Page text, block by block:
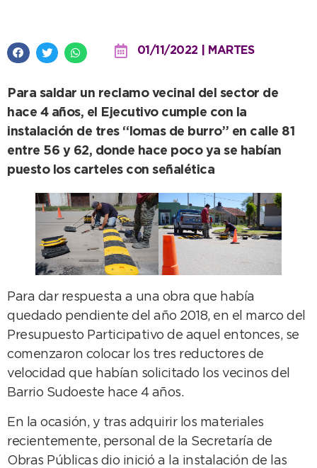
01/11/2022 | MARTES
Para saldar un reclamo vecinal del sector de
hace 4 años, el Ejecutivo cumple con la
instalación de tres “lomas de burro” en calle 81
entre 56 y 62, donde hace poco ya se habían
puesto los carteles con señalética
Para dar respuesta a una obra que había
quedado pendiente del año 2018, en el marco del
Presupuesto Participativo de aquel entonces, se
comenzaron colocar los tres reductores de
velocidad que habían solicitado los vecinos del
Barrio Sudoeste hace 4 años.
En la ocasión, y tras adquirir los materiales
recientemente, personal de la Secretaría de
Obras Públicas dio inició a la instalación de las